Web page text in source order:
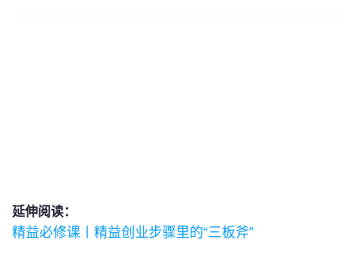
延伸阅读：
精益必修课丨精益创业步骤里的“三板斧”